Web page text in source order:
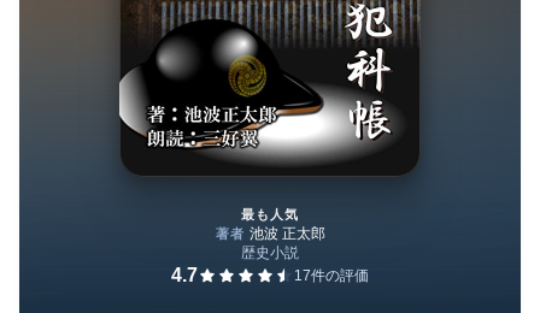
)』が刊行された当時に掲載されていたものです)
毒
最も人気